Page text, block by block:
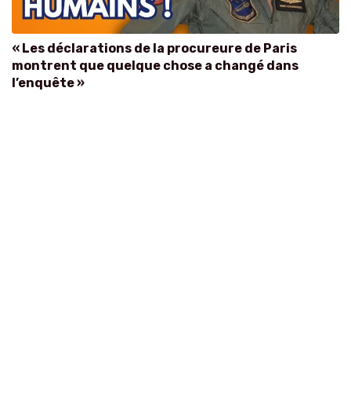
« Les déclarations de la procureure de Paris
montrent que quelque chose a changé dans
l’enquête »